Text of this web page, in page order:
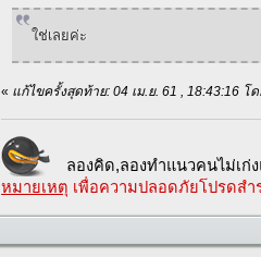
ใช่เลยค่ะ
« แก้ไขครั้งสุดท้าย: 04 เม.ย. 61 , 18:43:16 โ
ลองคิด,ลองทำแนวคนไม่เก่
หมายเหตุ เพื่อความปลอดภัยโปรดสำ